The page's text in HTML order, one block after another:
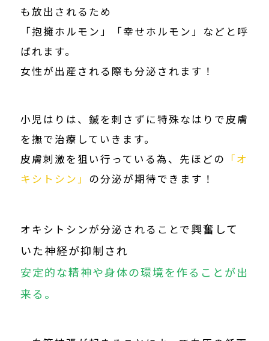
も放出されるため
「抱擁ホルモン」「幸せホルモン」などと呼
ばれます。
女性が出産される際も分泌されます！
小児はりは、鍼を刺さずに特殊なはりで皮膚
を撫で治療していきます。
皮膚刺激を狙い行っている為、先ほどの 「オ
キシトシン」 の分泌が期待できます！
オキシトシンが分泌されることで興奮して
いた神経が抑制され
安定的な精神や身体の環境を作ることが出
来る。